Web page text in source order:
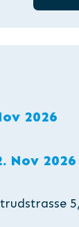
2026
Nov 2026